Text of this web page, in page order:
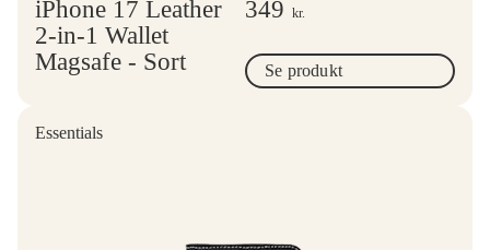
iPhone 17 Leather
2-in-1 Wallet
Magsafe - Sort
349 kr.
Se produkt
Essentials